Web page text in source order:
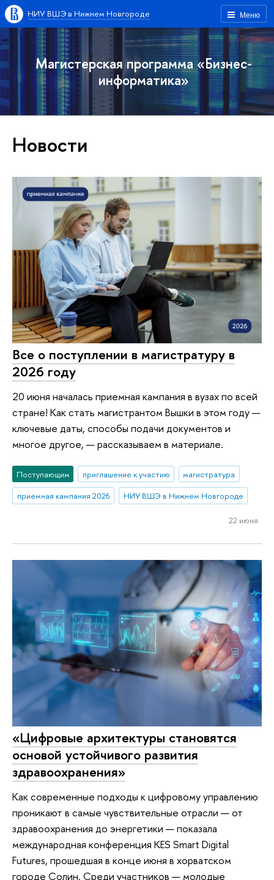
Меню
НИУ ВШЭ в Нижнем Новгороде
Магистерская программа «Бизнес-
информатика»
Новости
Все о поступлении в магистратуру в
2026 году
20 июня началась приемная кампания в вузах по всей
стране! Как стать магистрантом Вышки в этом году —
ключевые даты, способы подачи документов и
многое другое, — рассказываем в материале.
Поступающим приглашение к участию
магистратура
приемная кампания 2026
НИУ ВШЭ в Нижнем Новгороде
22 июня
«Цифровые архитектуры становятся
основой устойчивого развития
здравоохранения»
Как современные подходы к цифровому управлению
проникают в самые чувствительные отрасли — от
здравоохранения до энергетики — показала
международная конференция KES Smart Digital
Futures, прошедшая в конце июня в хорватском
городе Солин. Среди участников — молодые